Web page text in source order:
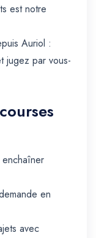
est notre
Auriol :
jugez par vous-
en
avec